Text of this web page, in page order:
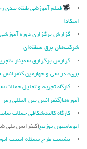
فیلم آموزشی طبقه بندی
اسکادا
گزارش برگزاری دوره
شرکت‌های برق منطقه‌ای
گزارش برگزاری سمینار
برق» در سی و چهارمین کنفرانس
کارگاه تجزیه و تحلیل حملات
آموزه‌ها(کنفرانس بین المللی
کارگاه کالبدشکافی حملات
اتوماسیون توزیع(کنفرانس ملی
نشست طرح مسئله امنیت